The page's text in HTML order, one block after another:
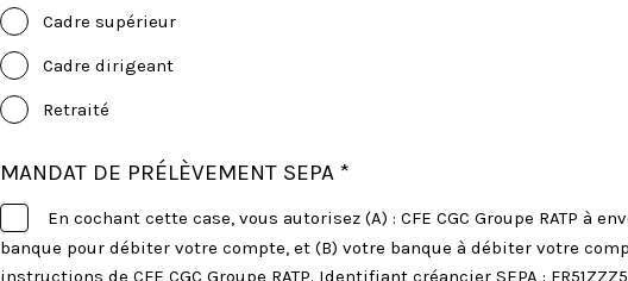
Cadre supérieur
Cadre dirigeant
Retraité
MANDAT DE PRÉLÈVEMENT SEPA *
En cochant cette case, vous autorisez (A) : CFE CGC Groupe RATP à
banque pour débiter votre compte, et (B) votre banque à débiter votre
instructions de CFE CGC Groupe RATP. Identifiant créancier SEPA :